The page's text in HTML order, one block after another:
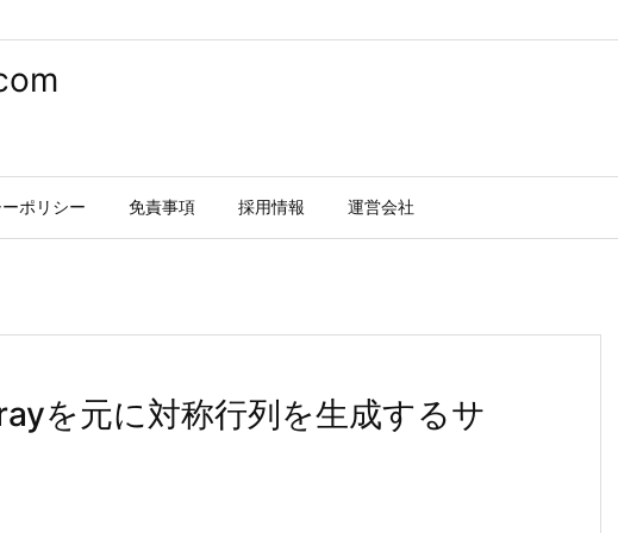
ポリシー 免責事項 採用情報 運営会社
を元に対称行列を生成するサ